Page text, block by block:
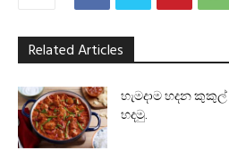
Related Articles
හැමදාම හදන
හදමු.